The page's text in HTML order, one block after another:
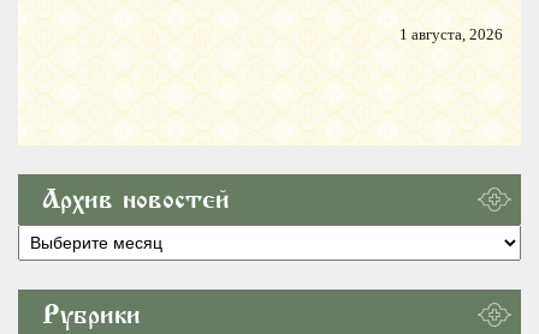
1 августа, 2026
Архив новостей
Архив
новостей
Рубрики